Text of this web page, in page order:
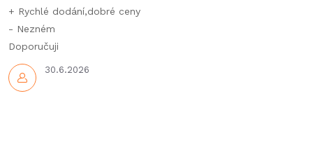
30.6.2026
+ Rychlé dodání,dobré ceny
- Nezném
Doporučuji